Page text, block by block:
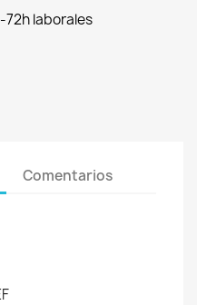
72h laborales
Comentarios